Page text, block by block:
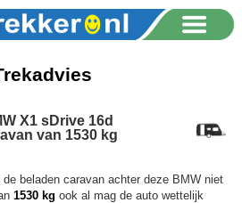
X1 sDrive 16d
van 1530 kg
beladen caravan achter deze BMW niet
1530 kg ook al mag de auto wettelijk